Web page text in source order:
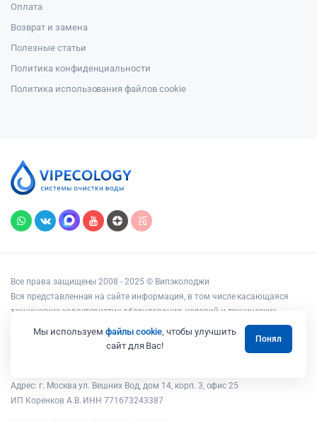
Оплата
Возврат и замена
Полезные статьи
Политика конфиденциальности
Политика использования файлов cookie
Все права защищены 2008 - 2025 © Випэколоджи
Вся представленная на сайте информация, в том числе касающаяся
технических характеристик оборудования, условий и технических
возможностей подключения, наличия на складе, стоимости товаров и
услуг, носит информационный характер и ни при каких условиях не
является публичной офертой, определяемой положениями статьи 437
Адрес: г. Москва ул. Вешних Вод, дом 14, корп. 3, офис 25
ИП Коренков А.В. ИНН 771673243387
Мы используем файлы cookie, чтобы улучшить
сайт для Вас!
Понял